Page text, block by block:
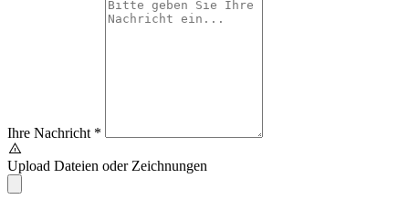
Ihre Nachricht *
Upload Dateien oder Zeichnungen